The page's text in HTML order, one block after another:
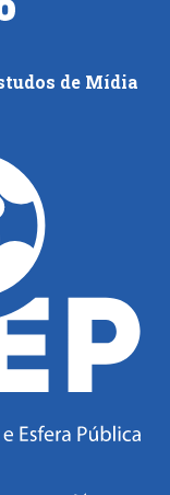
de Mídia